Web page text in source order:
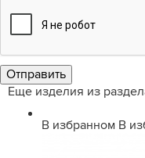
Еще изделия из
В избранном В